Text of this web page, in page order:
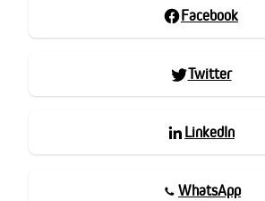
Facebook
Twitter
LinkedIn
WhatsApp